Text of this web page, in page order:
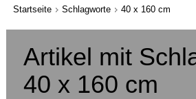
Startseite Schlagworte 40 x 160 cm
Artikel mit
40 x 160 cm